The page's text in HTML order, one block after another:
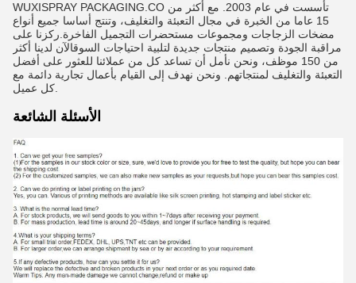
WUXISPRAY PACKAGING.CO تأسست في عام 2003. مع أكثر من
15 عاما من الخبرة في مجال التعبئة والتغليف، وتنتج أساسا جميع أنواع
مضخات الزجاجات ومجموعات مستحضرات التجميل الفاخرة.ركزنا على
مراقبة الجودة وتصميم منتجات جديدة لتلبية احتياجات السوقالآن لدينا أكثر
من 150 موظف، ونحن نأمل أن تساعد كل من عملائنا للعثور على أفضل
التعبئة والتغليف لمنتجاتهم. ونحن نهدف إلى القيام بأعمال تجارية دائمة مع
الأسئلة الشائعة